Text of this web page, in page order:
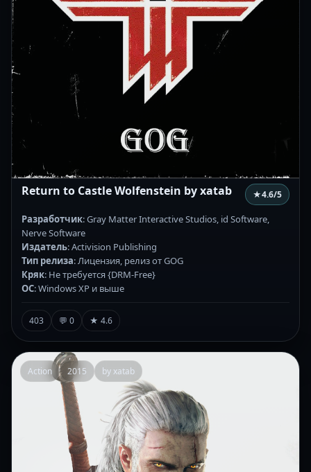
Return to Castle Wolfenstein by xatab ★4.6/5
Разработчик: Gray Matter Interactive Studios, id Software,
Nerve Software
Издатель: Activision Publishing
Тип релиза: Лицензия, релиз от GOG
Кряк: Не требуется {DRM-Free}
ОС: Windows XP и выше
403 💬 0 ★ 4.6
Action 2015 by xatab